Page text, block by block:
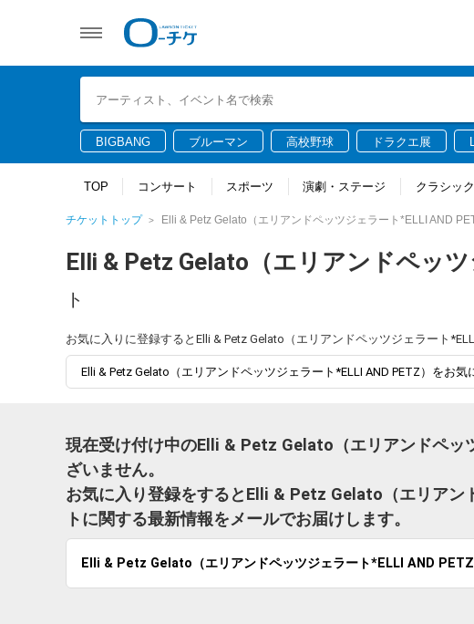
BIGBANG ブルーマン 高校野球 ドラクエ展
TOP コンサート スポーツ 演劇・ステージ クラシッ
チケットトップ Elli & Petz Gelato（エリアンドペッツジェラート*ELLI AND
Elli & Petz Gelato（エリアンドペッツ
ト
お気に入りに登録するとElli & Petz Gelato（エリアンドペッツジェラート
Elli & Petz Gelato（エリアンドペッツジェラート*ELLI AND PETZ）をお気
現在受け付け中のElli & Petz Gelato（エリアンドペッ
ざいません。
お気に入り登録をするとElli & Petz Gelato（エリアン
トに関する最新情報をメールでお届けします。
Elli & Petz Gelato（エリアンドペッツジェラート*ELLI AND PETZ